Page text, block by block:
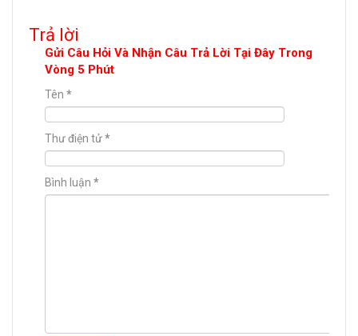
Trả lời
Gửi Câu Hỏi Và Nhận Câu Trả Lời Tại Đây Trong
Vòng 5 Phút
Tên *
Thư điện tử*
Bình luận *